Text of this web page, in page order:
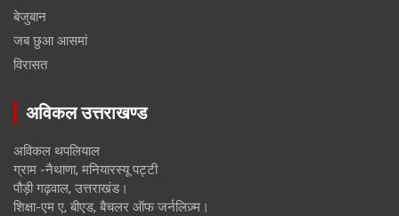
बेजुबान
जब छुआ आसमां
विरासत
अविकल उत्तराखण्ड
अविकल थपलियाल
ग्राम -नैथाणा, मनियारस्यू पट्टी
पौड़ी गढ़वाल, उत्तराखंड।
शिक्षा-एम ए, बीएड, बैचलर ऑफ जर्नलिज़्म।